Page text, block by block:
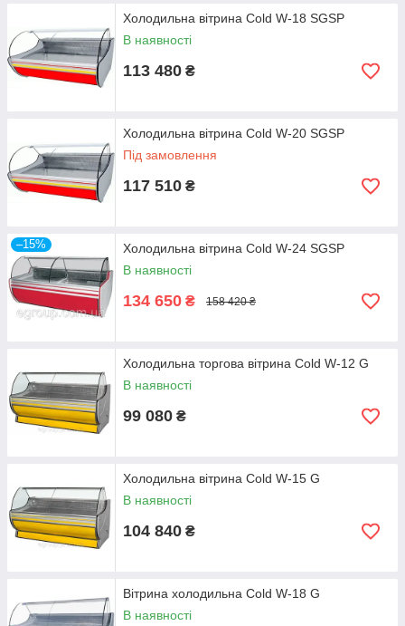
Холодильна вітрина Cold W-18 SGSP
В наявності
113 480 ₴
Холодильна вітрина Cold W-20 SGSP
Під замовлення
117 510 ₴
–15%
Холодильна вітрина Cold W-24 SGSP
В наявності
134 650 ₴ 158 420 ₴
Холодильна торгова вітрина Cold W-12 G
В наявності
99 080 ₴
Холодильна вітрина Cold W-15 G
В наявності
104 840 ₴
Вітрина холодильна Cold W-18 G
В наявності